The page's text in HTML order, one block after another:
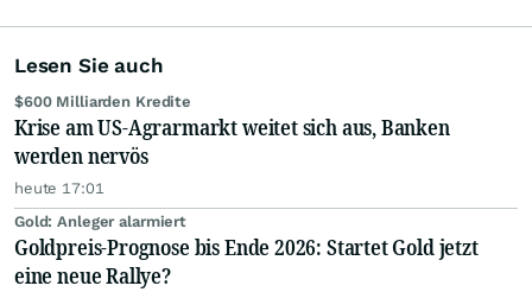
Lesen Sie auch
$600 Milliarden Kredite
Krise am US-Agrarmarkt weitet sich aus, Banken
werden nervös
heute 17:01
Gold: Anleger alarmiert
Goldpreis-Prognose bis Ende 2026: Startet Gold jetzt
eine neue Rallye?